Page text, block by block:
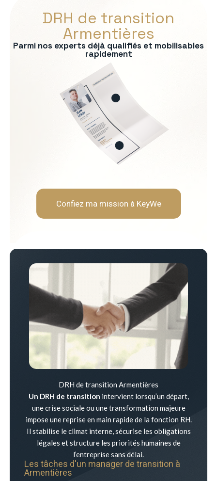
DRH de transition
Armentières
Parmi nos experts déjà qualifiés et mobilisables
rapidement
Soft Skills recherchées :
Écoute et intelligence
Fermeté et équité
Gestion des tensions et
Confiez ma mission à KeyWe
DRH de transition Armentières
Un DRH de transition intervient lorsqu’un départ,
une crise sociale ou une transformation majeure
impose une reprise en main rapide de la fonction RH.
Il stabilise le climat interne, sécurise les obligations
légales et structure les priorités humaines de
l’entreprise sans délai.
Les tâches d'un manager de transition à
Armentières